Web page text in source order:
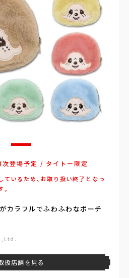
登場予定 / タイトー限定
いるため、お取り扱い終了となっ
カラフルでふわふわなポーチ
扱店舗を見る